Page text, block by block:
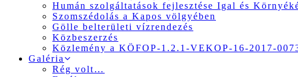
Humán szolgáltatások fejlesztése Igal és
Szomszédolás a Kapos völgyében
Gölle belterületi vízrendezés
Közbeszerzés
Közlemény a KÖFOP-1.2.1-VEKOP-16-2017-
Galéria
Rég volt…